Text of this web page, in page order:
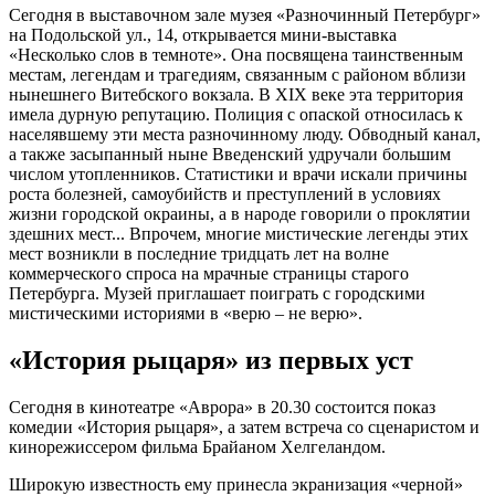
Сегодня в выставочном зале музея «Разночинный Петербург»
на Подольской ул., 14, открывается мини-выставка
«Несколько слов в темноте». Она посвящена таинственным
местам, легендам и трагедиям, связанным с районом вблизи
нынешнего Витебского вокзала. В XIX веке эта территория
имела дурную репутацию. Полиция с опаской относилась к
населявшему эти места разночинному люду. Обводный канал,
а также засыпанный ныне Введенский удручали большим
числом утопленников. Статистики и врачи искали причины
роста болезней, самоубийств и преступлений в условиях
жизни городской окраины, а в народе говорили о проклятии
здешних мест... Впрочем, многие мистические легенды этих
мест возникли в последние тридцать лет на волне
коммерческого спроса на мрачные страницы старого
Петербурга. Музей приглашает поиграть с городскими
мистическими историями в «верю – не верю».
«История рыцаря» из первых уст
Сегодня в кинотеатре «Аврора» в 20.30 состоится показ
комедии «История рыцаря», а затем встреча со сценаристом и
кинорежиссером фильма Брайаном Хелгеландом.
Широкую известность ему принесла экранизация «черной»